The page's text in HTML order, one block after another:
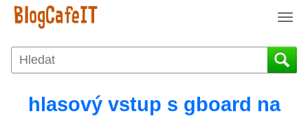
T
g
g
hlasový vstup s gboard na